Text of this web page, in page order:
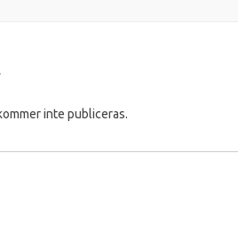
inte publiceras.